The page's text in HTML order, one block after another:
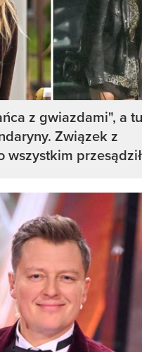
z gwiazdami", a
Związek z
wszystkim